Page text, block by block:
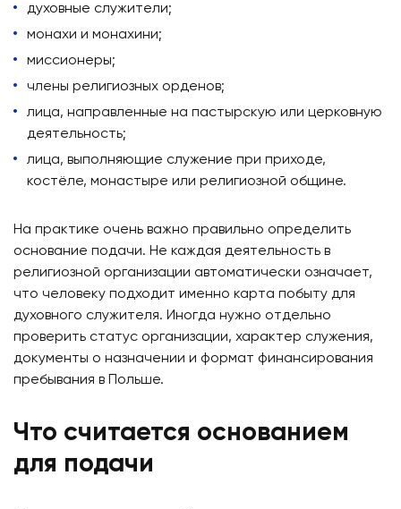
духовные служители;
монахи и монахини;
миссионеры;
члены религиозных орденов;
лица, направленные на пастырскую или церковную
деятельность;
лица, выполняющие служение при приходе,
костёле, монастыре или религиозной общине.
На практике очень важно правильно определить
основание подачи. Не каждая деятельность в
религиозной организации автоматически означает,
что человеку подходит именно карта побыту для
духовного служителя. Иногда нужно отдельно
проверить статус организации, характер служения,
документы о назначении и формат финансирования
пребывания в Польше.
Что считается основанием
для подачи